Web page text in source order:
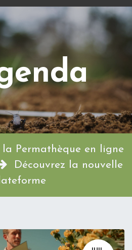
Permathèque en ligne
Découvrez la nouvelle